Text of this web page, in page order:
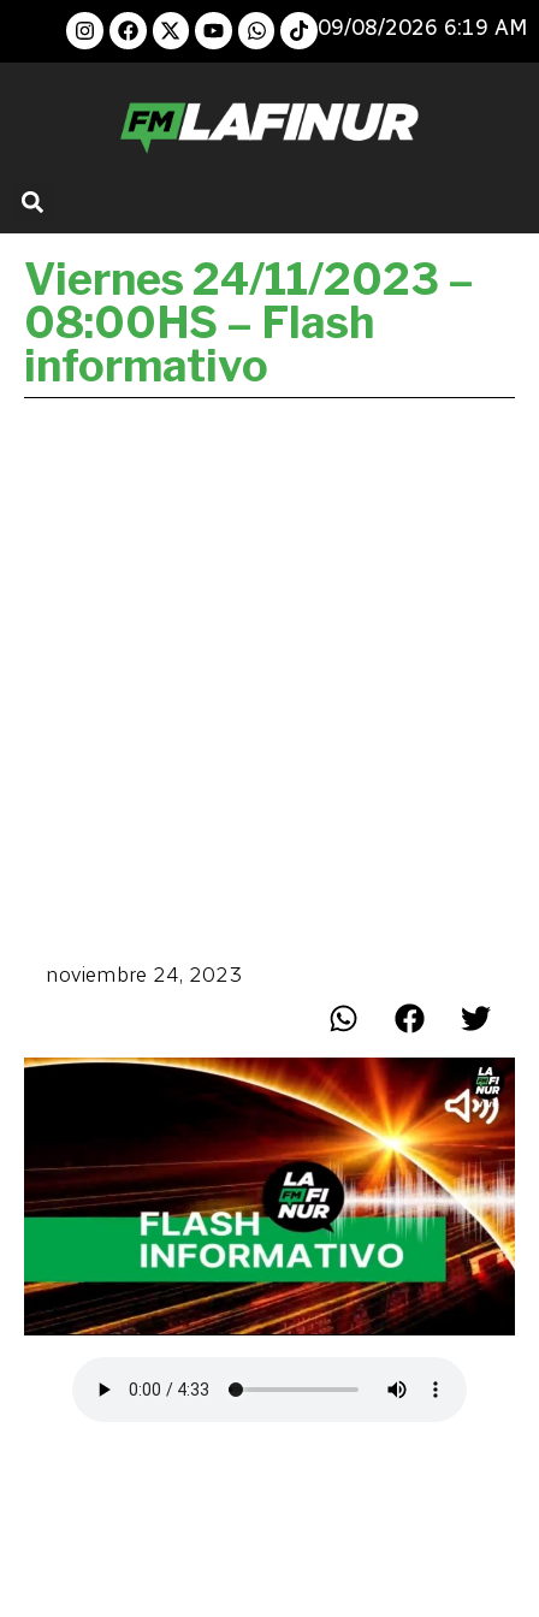
09/08/2026 6:19 AM
Viernes 24/11/2023 –
08:00HS – Flash
informativo
noviembre 24, 2023